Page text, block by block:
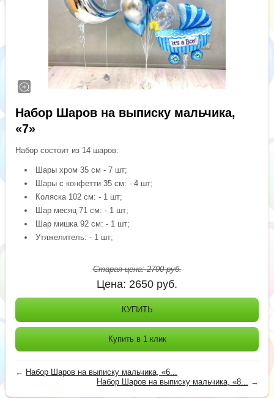
Набор Шаров на выписку мальчика,
«7»
Набор состоит из 14 шаров:
Шары хром 35 см - 7 шт;
Шары с конфетти 35 см: - 4 шт;
Коляска 102 см: - 1 шт;
Шар месяц 71 см: - 1 шт;
Шар мишка 92 см: - 1 шт;
Утяжелитель: - 1 шт;
Старая цена:2700руб.
Цена: 2650 руб.
КУПИТЬ
Купить в 1 клик
← Набор Шаров на выписку мальчика, «6...
Набор Шаров на выписку мальчика, «8...
→